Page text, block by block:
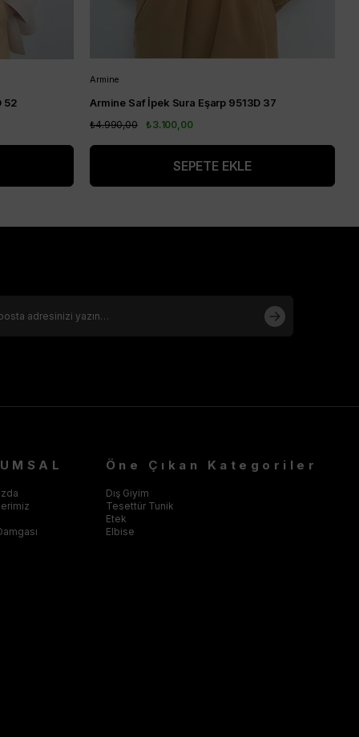
52
Armine
Armine Saf İpek Sura Eşarp 9513D 37
₺3.100,00
₺4.990,00
SEPETE EKLE
Öne Çıkan Kategoriler
Dış Giyim
Tesettür Tunik
Etek
Elbise